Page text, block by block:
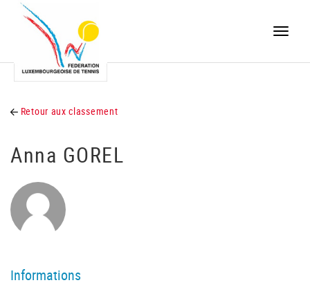
Toggle
Retour aux classement
Anna GOREL
Informations